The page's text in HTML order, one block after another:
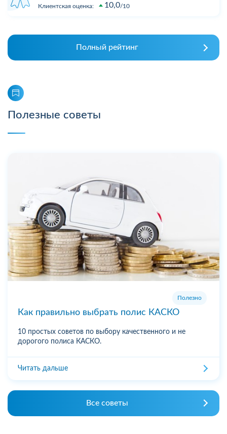
Клиентская оценка: 10,0 10
Полный рейтинг
Полезные советы
Полезно
Как правильно выбрать полис КАСКО
10 простых советов по выбору качественного и не
дорогого полиса КАСКО.
Читать дальше
Все советы